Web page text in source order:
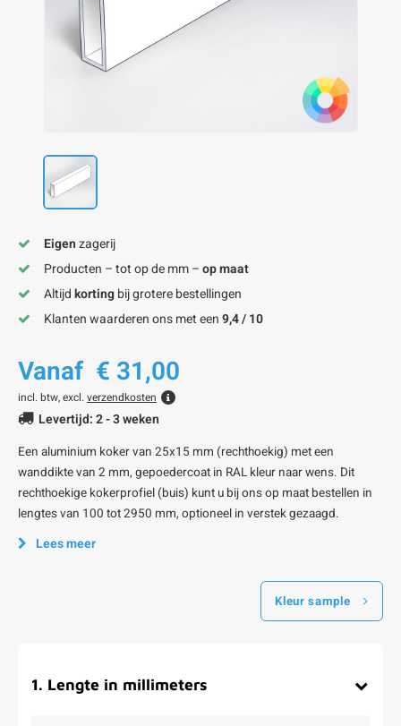
alu kokerprofielen
alu buisprofielen
alu hoeklijnen
alu L-lijnen
alu U-strips
alu platstaf profielen
Eigenzagerij
Producten – tot op de mm –op maat
Altijdkortingbij grotere bestellingen
Klanten waarderen ons met een9,4 / 10
Vanaf € 31,00
incl. btw, excl. verzendkosten
Levertijd: 2 - 3 weken
Een aluminium koker van 25x15 mm (rechthoekig) met een
wanddikte van 2 mm, gepoedercoat in RAL kleur naar wens. Dit
rechthoekige kokerprofiel (buis) kunt u bij ons op maat bestellen in
lengtes van 100 tot 2950 mm, optioneel in verstek gezaagd.
Lees meer
Kleur sample
1. Lengte in millimeters